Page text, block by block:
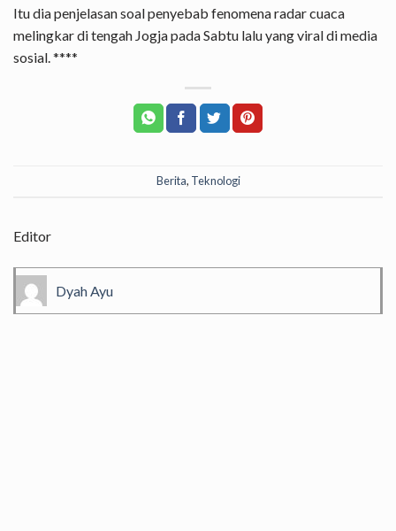
Itu dia penjelasan soal penyebab fenomena radar cuaca
melingkar di tengah Jogja pada Sabtu lalu yang viral di media
sosial. ****
Berita, Teknologi
Editor
Dyah Ayu